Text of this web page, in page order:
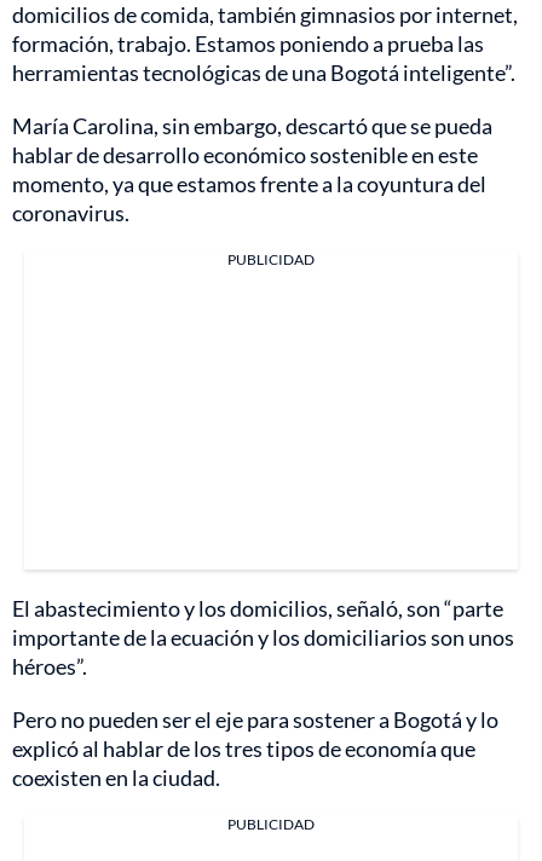
domicilios de comida, también gimnasios por internet,
formación, trabajo. Estamos poniendo a prueba las
herramientas tecnológicas de una Bogotá inteligente”.
María Carolina, sin embargo, descartó que se pueda
hablar de desarrollo económico sostenible en este
momento, ya que estamos frente a la coyuntura del
coronavirus.
PUBLICIDAD
El abastecimiento y los domicilios, señaló, son “parte
importante de la ecuación y los domiciliarios son unos
héroes”.
Pero no pueden ser el eje para sostener a Bogotá y lo
explicó al hablar de los tres tipos de economía que
coexisten en la ciudad.
PUBLICIDAD